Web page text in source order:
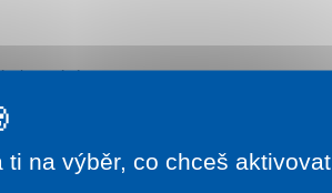
ubytování a
pokoji
na výběr, co chceš aktivovat